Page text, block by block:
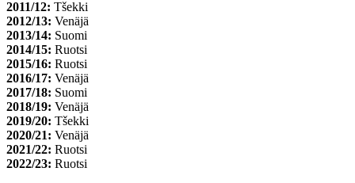
2011/12: Tšekki
2012/13: Venäjä
2013/14: Suomi
2014/15: Ruotsi
2015/16: Ruotsi
2016/17: Venäjä
2017/18: Suomi
2018/19: Venäjä
2019/20: Tšekki
2020/21: Venäjä
2021/22: Ruotsi
2022/23: Ruotsi